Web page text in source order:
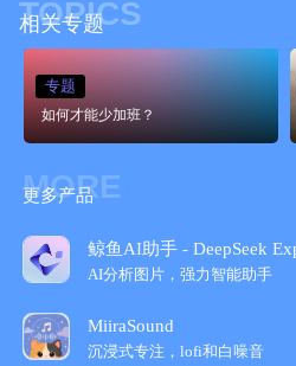
奖。每个细节都经过深思熟虑，并力
“简直是生产力工具界的独角兽：足
不可思议地易于使用，精美的设计令
—Apple
现在就用 THINGS
就安装应用，看看您能做些什么！
售）。
• 通过 Things Cloud 服务免费同步。
若有任何问题，敬请与我们联系。我
TOPICS
相关专题
如何才能少加班？
专题
MORE
更多产品
鲸鱼AI助手 - DeepSeek
AI分析图片，强力智能助手
MiiraSound
沉浸式专注，lofi和白噪音